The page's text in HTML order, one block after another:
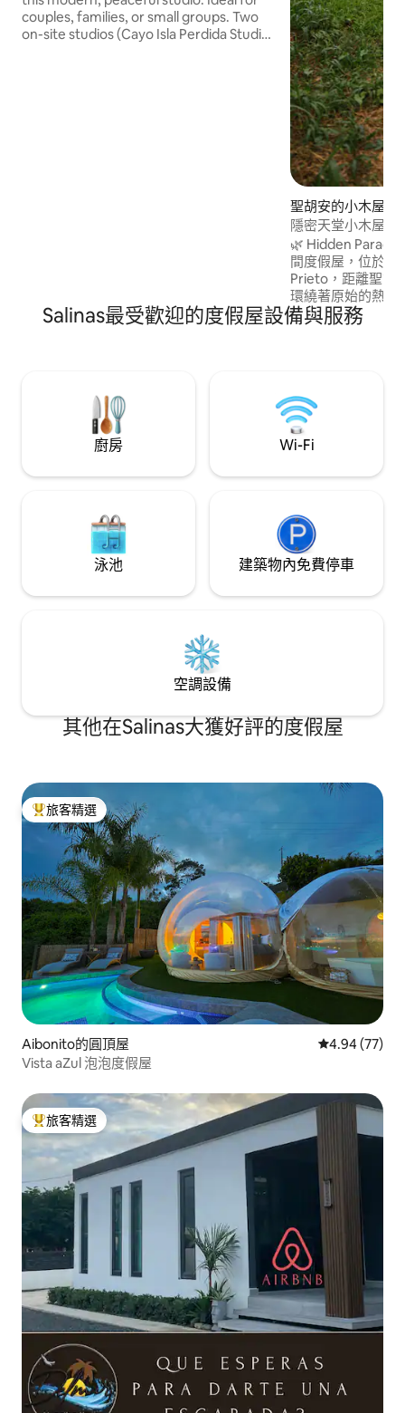
couples, families, or small groups. Two
on-site studios (Cayo Isla Perdida Studio
聖胡安的小木屋
隱密天堂小木屋 |
🌿 Hidden
間度假屋，位於
Prieto，距離聖胡
環繞著原始的熱帶
池，提供精緻的大
人驚嘆的Charco
比海的波多黎各尋
🌿✨
Salinas最受歡迎的度假屋設備與服務
廚房 Wi-Fi
泳池 建築物內免費停車
空調設備
其他在Salinas大獲好評的度假屋
旅客精選榜首
旅客精選
Aibonito的圓頂屋 從 77 則評價
4.94 (77)
Vista aZul 泡泡度假屋
旅客精選榜首
旅客精選